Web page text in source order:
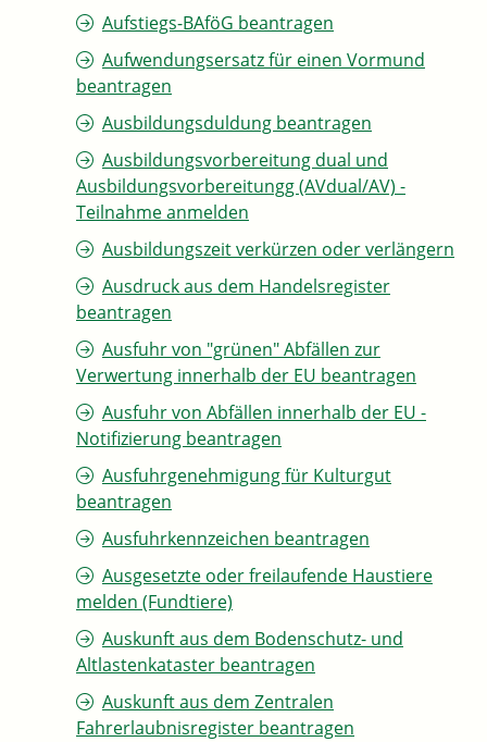
Aufstiegs-BAföG beantragen
Aufwendungsersatz für einen Vormund
beantragen
Ausbildungsduldung beantragen
Ausbildungsvorbereitung dual und
Ausbildungsvorbereitungg (AVdual/AV) -
Teilnahme anmelden
Ausbildungszeit verkürzen oder verlängern
Ausdruck aus dem Handelsregister
beantragen
Ausfuhr von "grünen" Abfällen zur
Verwertung innerhalb der EU beantragen
Ausfuhr von Abfällen innerhalb der EU -
Notifizierung beantragen
Ausfuhrgenehmigung für Kulturgut
beantragen
Ausfuhrkennzeichen beantragen
Ausgesetzte oder freilaufende Haustiere
melden (Fundtiere)
Auskunft aus dem Bodenschutz- und
Altlastenkataster beantragen
Auskunft aus dem Zentralen
Fahrerlaubnisregister beantragen